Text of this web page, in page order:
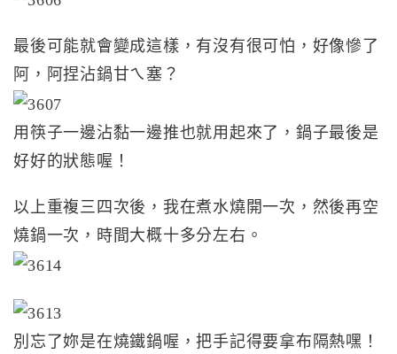
最後可能就會變成這樣，有沒有很可怕，好像慘了
阿，阿捏沾鍋甘ㄟ塞？
用筷子一邊沾黏一邊推也就用起來了，鍋子最後是
好好的狀態喔！
以上重複三四次後，我在煮水燒開一次，然後再空
燒鍋一次，時間大概十多分左右。
別忘了妳是在燒鐵鍋喔，把手記得要拿布隔熱嘿！